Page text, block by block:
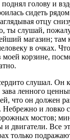
поднял голову и
сидеть
отцу
ты слушай,
магазин; там
в очках.
корзине,
слушал. Он
зава ленного
что он должен
Небрежно и ловко
мостов;
и двигатели. Все
только